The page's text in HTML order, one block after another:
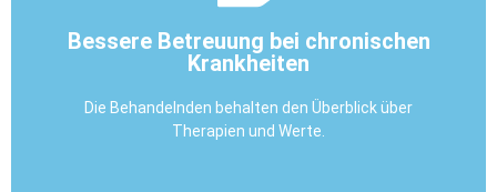
Bessere Betreuung bei chronischen
Krankheiten
Die Behandelnden behalten den Überblick über
Therapien und Werte.
Beispiel aus dem Alltag
Ihre Blutzuckerwerte, auch bei Praxiswechsel, über
einen längeren Zeitraum in der App verfolgen und die
Therapie entsprechend anpassen.